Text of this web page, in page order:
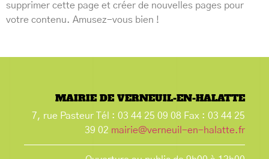
supprimer cette page et créer de nouvelles pages pour
votre contenu. Amusez-vous bien !
MAIRIE DE VERNEUIL-EN-HALATTE
7, rue Pasteur Tél : 03 44 25 09 08 Fax : 03 44 25
39 02 mairie@verneuil-en-halatte.fr